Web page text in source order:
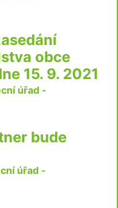
obce
15. 9. 2021
úřad -
bude
úřad -